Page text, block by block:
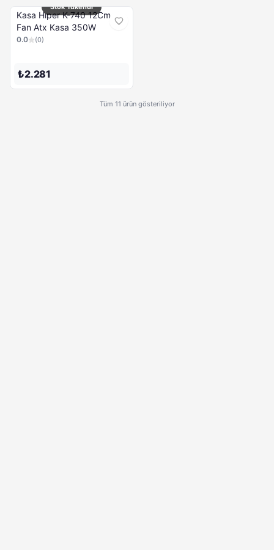
Stok Tükendi
Kasa Hıper K-740 12Cm
Fan Atx Kasa 350W
0.0 (0)
₺2.281
Tüm 11 ürün gösteriliyor